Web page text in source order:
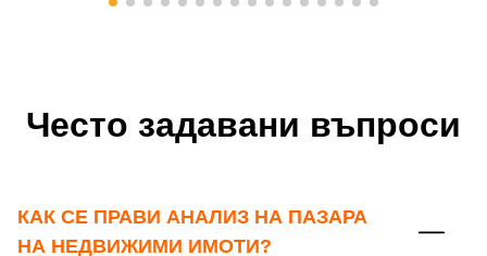
Имейл Адрес
Често задавани въпроси
КАК СЕ ПРАВИ АНАЛИЗ НА ПАЗАРА
НА НЕДВИЖИМИ ИМОТИ?